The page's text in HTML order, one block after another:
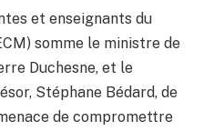
et enseignants du
somme le ministre de
Duchesne, et le
Stéphane Bédard, de
de compromettre